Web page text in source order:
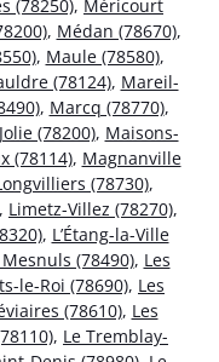
(78250), Méricourt
, Médan (78670),
, Maule (78580),
(78124), Mareil-
, Marcq (78770),
(78200), Maisons-
(78114), Magnanville
(78730),
, Limetz-Villez (78270),
, L’Étang-la-Ville
Mesnuls (78490), Les
le-Roi (78690), Les
(78610), Les
, Le Tremblay-